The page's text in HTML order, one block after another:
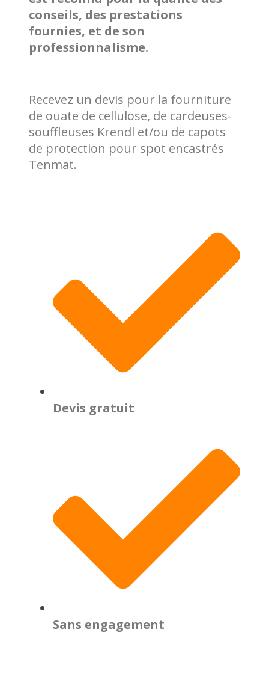
conseils, des prestations
fournies, et de son
professionnalisme.
Recevez un devis pour la fourniture
de ouate de cellulose, de cardeuses-
souffleuses Krendl et/ou de capots
de protection pour spot encastrés
Tenmat.
Devis gratuit
Sans engagement